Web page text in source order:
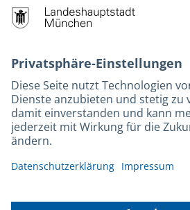
M-Strom
Bürgerservice
Rechtliches und Kontakt
Barrierefreiheit
Leichte Sprache
Gebärdensprache
Kontakt